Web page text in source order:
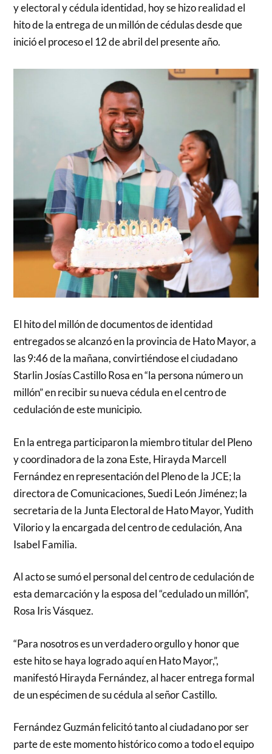
y electoral y cédula identidad, hoy se hizo realidad el
hito de la entrega de un millón de cédulas desde que
inició el proceso el 12 de abril del presente año.
El hito del millón de documentos de identidad
entregados se alcanzó en la provincia de Hato Mayor, a
las 9:46 de la mañana, convirtiéndose el ciudadano
Starlin Josías Castillo Rosa en “la persona número un
millón” en recibir su nueva cédula en el centro de
cedulación de este municipio.
En la entrega participaron la miembro titular del Pleno
y coordinadora de la zona Este, Hirayda Marcell
Fernández en representación del Pleno de la JCE; la
directora de Comunicaciones, Suedi León Jiménez; la
secretaria de la Junta Electoral de Hato Mayor, Yudith
Vilorio y la encargada del centro de cedulación, Ana
Isabel Familia.
Al acto se sumó el personal del centro de cedulación de
esta demarcación y la esposa del “cedulado un millón”,
Rosa Iris Vásquez.
“Para nosotros es un verdadero orgullo y honor que
este hito se haya logrado aquí en Hato Mayor,”,
manifestó Hirayda Fernández, al hacer entrega formal
de un espécimen de su cédula al señor Castillo.
Fernández Guzmán felicitó tanto al ciudadano por ser
parte de este momento histórico como a todo el equipo